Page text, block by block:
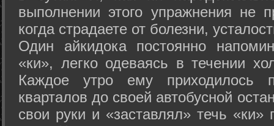
выполнении этого упражнения не
когда страдаете от болезни,
Один айкидока постоянно
«ки», легко одеваясь в течении
Каждое утро ему приходилось
кварталов до своей автобусной
свои руки и «заставлял» течь «ки»